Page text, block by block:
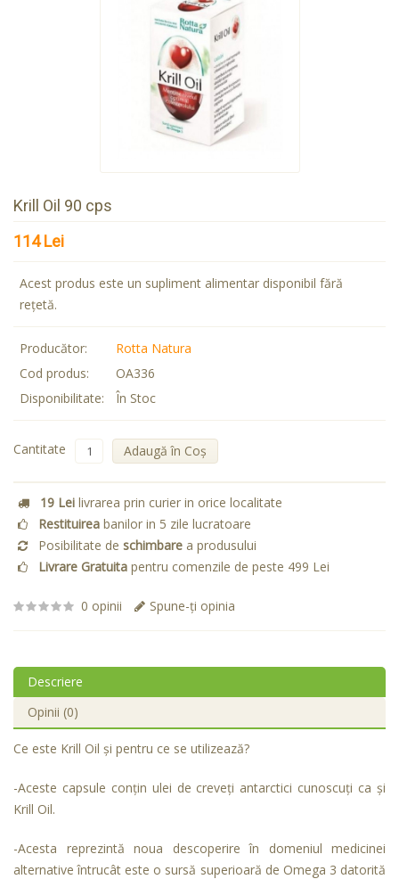
Krill Oil 90 cps
114 Lei
Acest produs este un supliment alimentar disponibil fără
rețetă.
Producător:
Rotta Natura
Cod produs:
OA336
Disponibilitate:
În Stoc
Cantitate Adaugă în Coş
19 Lei livrarea prin curier in orice localitate
Restituirea banilor in 5 zile lucratoare
Posibilitate de schimbare a produsului
Livrare Gratuita pentru comenzile de peste 499 Lei
0 opinii Spune-ţi opinia
Descriere
Opinii (0)
Ce este Krill Oil și pentru ce se utilizează?
-Aceste capsule conțin ulei de creveți antarctici cunoscuți ca și
Krill Oil.
-Acesta reprezintă noua descoperire în domeniul medicinei
alternative întrucât este o sursă superioară de Omega 3 datorită